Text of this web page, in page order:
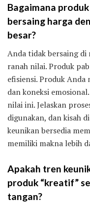
Bagaimana
bersaing harga
besar?
Anda tidak bersaing di
ranah nilai. Produk
efisiensi. Produk
dan koneksi
nilai ini. Jelaskan
digunakan, dan kisah
keunikan bersedia
memiliki makna lebih
Apakah tren
produk “kreatif”
tangan?